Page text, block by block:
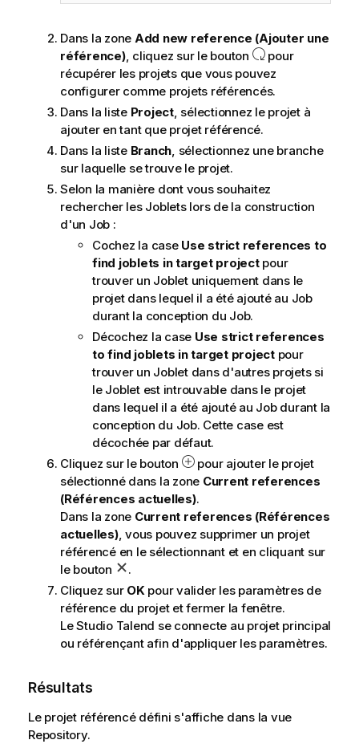
Dans la zone Add new reference (Ajouter une
référence), cliquez sur le bouton
pour
récupérer les projets que vous pouvez
configurer comme projets référencés.
Dans la liste Project, sélectionnez le projet à
ajouter en tant que projet référencé.
Dans la liste Branch, sélectionnez une branche
sur laquelle se trouve le projet.
Selon la manière dont vous souhaitez
rechercher les Joblets lors de la construction
d'un Job :
Cochez la case Use strict references to
find joblets in target projectpour
trouver un Joblet uniquement dans le
projet dans lequel il a été ajouté au Job
durant la conception du Job.
Décochez la case Use strict references
to find joblets in target projectpour
trouver un Joblet dans d'autres projets si
le Joblet est introuvable dans le projet
dans lequel il a été ajouté au Job durant la
conception du Job. Cette case est
décochée par défaut.
Cliquez sur le bouton
pour ajouter le projet
sélectionné dans la zone Current references
(Références actuelles).
Dans la zone Current references (Références
actuelles), vous pouvez supprimer un projet
référencé en le sélectionnant et en cliquant sur
le bouton
.
Cliquez sur OKpour valider les paramètres de
référence du projet et fermer la fenêtre.
LeStudio Talend se connecte au projet principal
ou référençant afin d'appliquer les paramètres.
Résultats
Le projet référencé défini s'affiche dans la vue
Repository.